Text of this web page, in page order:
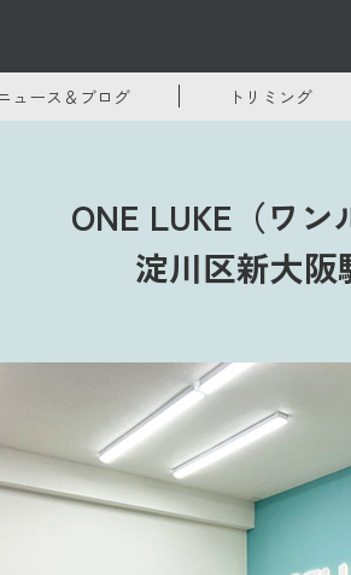
ュース＆ブログ トリミング
ONE LUKE（ワン
淀川区新大阪